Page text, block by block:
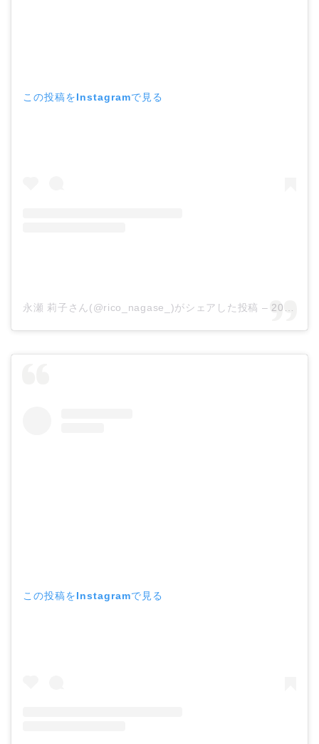
この投稿をInstagramで見る
永瀬 莉子さん(@rico_nagase_)がシェアした投稿 – 2019年10月月1日午前5時13分PDT
この投稿をInstagramで見る